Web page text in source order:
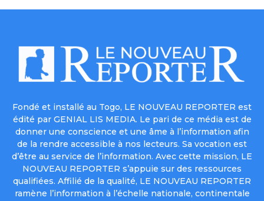
Fondé et installé au Togo, LE NOUVEAU REPORTER est
édité par GENIAL LIS MEDIA. Le pari de ce média est de
donner une conscience et une âme à l’information afin
de la rendre accessible à nos lecteurs. Sa vocation est
d’être au service de l’information. Avec cette mission, LE
NOUVEAU REPORTER s’appuie sur des ressources
qualifiées. Affilié de la qualité, LE NOUVEAU REPORTER
ramène l’information à l’échelle nationale, continentale